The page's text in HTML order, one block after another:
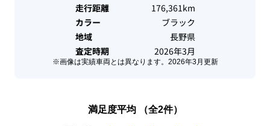
走行距離
176,361km
カラー
ブラック
地域
長野県
査定時期
2026年3月
※画像は実績車両とは異なります。 2026年3月 更新
満足度平均 （全2件）